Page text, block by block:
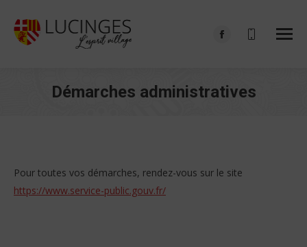
Facebook
in
Démarches administratives
Pour toutes vos démarches, rendez-vous sur le site
https://www.service-public.gouv.fr/